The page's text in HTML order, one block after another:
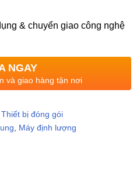
& chuyển giao công nghệ
NGAY
và giao hàng tận nơi
Thiết bị đóng gói
Máy định lượng